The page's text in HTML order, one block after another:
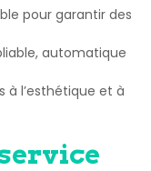
pour garantir des
automatique
à l’esthétique et à